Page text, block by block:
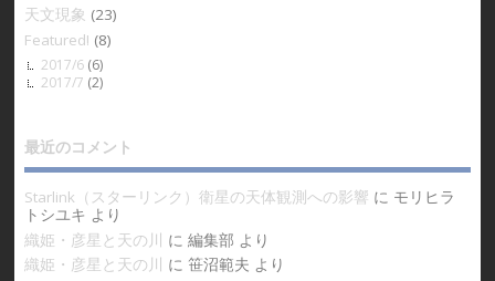
天文現象 (23)
Featured! (8)
2017/6(6)
2017/7 (2)
最近のコメント
Starlink（スターリンク）衛星の天体観測への影響 に モリヒラ
トシユキ より
織姫・彦星と天の川
に 編集部 より
織姫・彦星と天の川
に 笹沼範夫 より